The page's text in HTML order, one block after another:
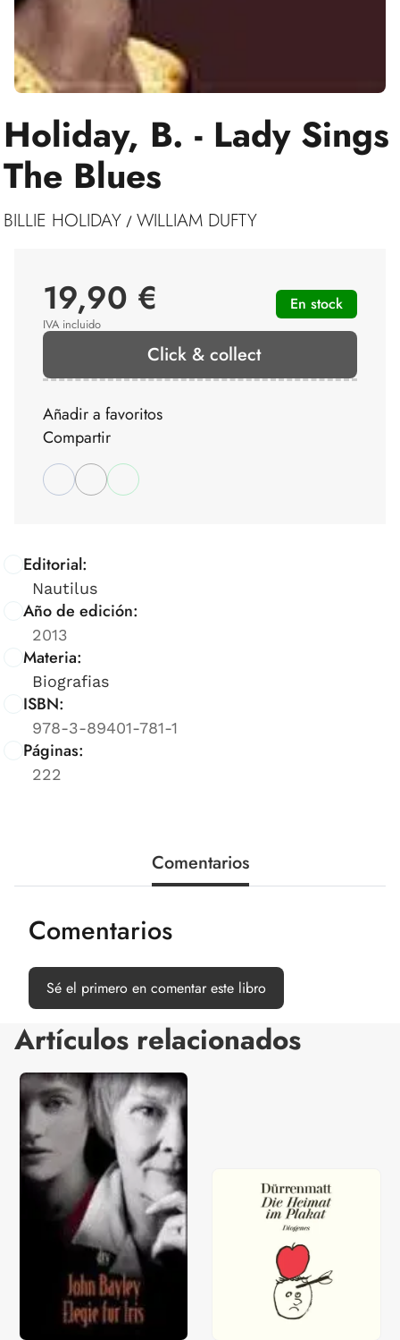
Holiday, B. - Lady Sings
The Blues
BILLIE HOLIDAY / WILLIAM DUFTY
Editorial:
Nautilus
Año de edición:
2013
Materia:
Biografias
ISBN:
978-3-89401-781-1
Páginas:
222
19,90 €
IVA incluido
En stock
Click & collect
Añadir a favoritos
Compartir
Comentarios
Comentarios
Sé el primero en comentar este libro
Artículos relacionados